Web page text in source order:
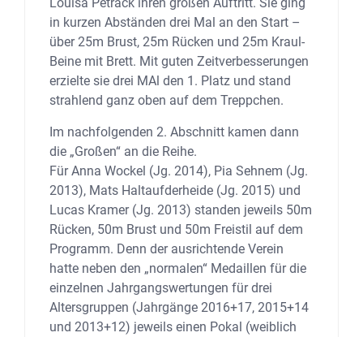
in kurzen Abständen drei Mal an den Start –
über 25m Brust, 25m Rücken und 25m Kraul-
Beine mit Brett. Mit guten Zeitverbesserungen
erzielte sie drei MAl den 1. Platz und stand
strahlend ganz oben auf dem Treppchen.
Im nachfolgenden 2. Abschnitt kamen dann
die „Großen“ an die Reihe.
Für Anna Wockel (Jg. 2014), Pia Sehnem (Jg.
2013), Mats Haltaufderheide (Jg. 2015) und
Lucas Kramer (Jg. 2013) standen jeweils 50m
Rücken, 50m Brust und 50m Freistil auf dem
Programm. Denn der ausrichtende Verein
hatte neben den „normalen“ Medaillen für die
einzelnen Jahrgangswertungen für drei
Altersgruppen (Jahrgänge 2016+17, 2015+14
und 2013+12) jeweils einen Pokal (weiblich